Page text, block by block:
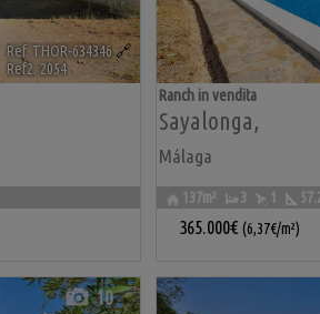
Ref. THOR-634346🔗
Ref2. 2054
Sayalonga,
Málaga
Ranch in vendita
137m² 3 1
365.000€ (6,37€/m²)
10